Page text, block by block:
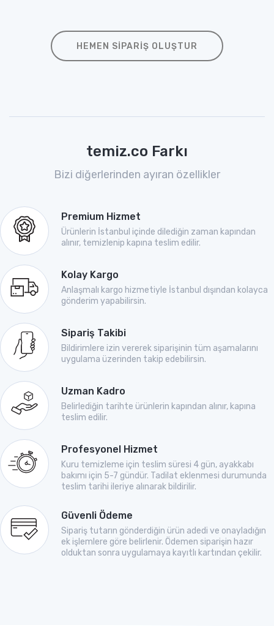
HEMEN SIPARIŞ OLUŞTUR
temiz.co Farkı
Bizi diğerlerinden ayıran özellikler
Premium Hizmet
Ürünlerin İstanbul içinde dilediğin zaman kapından
alınır, temizlenip kapına teslim edilir.
Kolay Kargo
Anlaşmalı kargo hizmetiyle İstanbul dışından kolayca
gönderim yapabilirsin.
Sipariş Takibi
Bildirimlere izin vererek siparişinin tüm aşamalarını
uygulama üzerinden takip edebilirsin.
Uzman Kadro
Belirlediğin tarihte ürünlerin kapından alınır, kapına
teslim edilir.
Profesyonel Hizmet
Kuru temizleme için teslim süresi 4 gün, ayakkabı
bakımı için 5-7 gündür. Tadilat eklenmesi durumunda
teslim tarihi ileriye alınarak bildirilir.
Güvenli Ödeme
Sipariş tutarın gönderdiğin ürün adedi ve onayladığın
ek işlemlere göre belirlenir. Ödemen siparişin hazır
olduktan sonra uygulamaya kayıtlı kartından çekilir.